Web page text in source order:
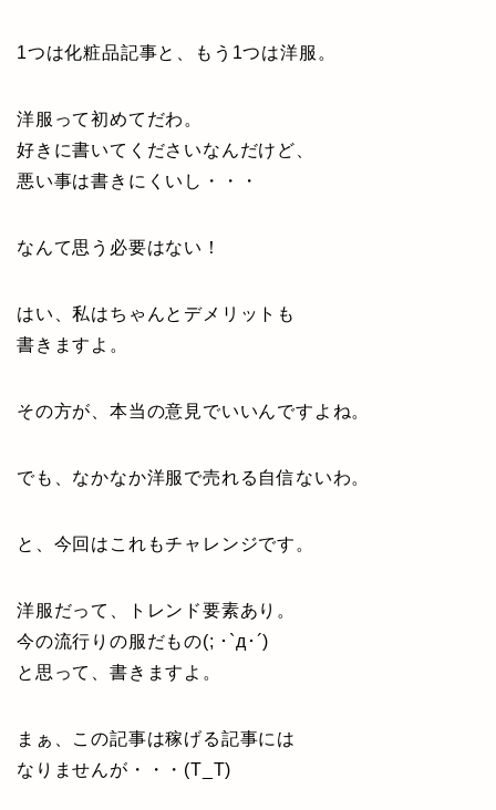
1つは化粧品記事と、もう1つは洋服。
洋服って初めてだわ。
好きに書いてくださいなんだけど、
悪い事は書きにくいし・・・
なんて思う必要はない！
はい、私はちゃんとデメリットも
書きますよ。
その方が、本当の意見でいいんですよね。
でも、なかなか洋服で売れる自信ないわ。
と、今回はこれもチャレンジです。
洋服だって、トレンド要素あり。
今の流行りの服だもの(; ･`д･´)
と思って、書きますよ。
まぁ、この記事は稼げる記事には
なりませんが・・・(T_T)